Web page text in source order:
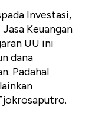
Investasi,
Keuangan
UU ini
dana
Padahal